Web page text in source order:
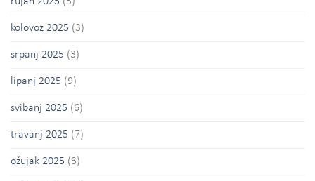
kolovoz 2025 (3)
srpanj 2025 (3)
lipanj 2025 (9)
svibanj 2025 (6)
travanj 2025 (7)
ožujak 2025 (3)